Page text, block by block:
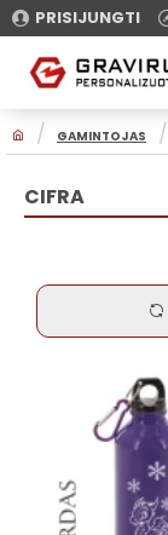
PRISIJUNGTI
O
E
GAMINTOJAS
CIFRA